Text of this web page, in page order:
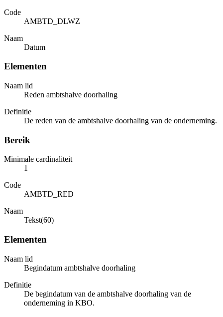
Code
AMBTD_DLWZ
Naam
Datum
Elementen
Naam lid
Reden ambtshalve doorhaling
Definitie
De reden van de ambtshalve doorhaling van de onderneming.
Bereik
Minimale cardinaliteit
1
Code
AMBTD_RED
Naam
Tekst(60)
Elementen
Naam lid
Begindatum ambtshalve doorhaling
Definitie
De begindatum van de ambtshalve doorhaling van de
onderneming in KBO.